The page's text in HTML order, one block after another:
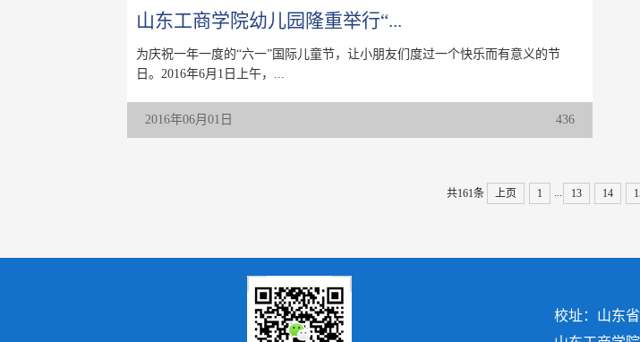
山东工商学院幼儿园隆重举行“...
为庆祝一年一度的“六一”国际儿童节，让小朋友们度过一个快乐而有意义的节
日。2016年6月1日上午，...
2016年06月01日 436
共161条 上页 1 13 14
校址：山东